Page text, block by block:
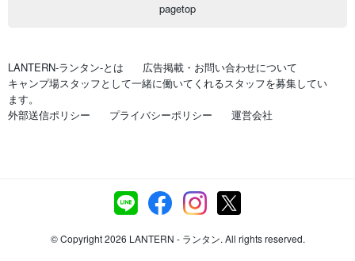
pagetop
LANTERN-ランタン-とは
広告掲載・お問い合わせについて
キャンプ場スタッフとして一緒に働いてくれるスタッフを募集してい
ます。
外部送信ポリシー
プライバシーポリシー 運営会社
© Copyright 2026 LANTERN - ランタン. All rights reserved.